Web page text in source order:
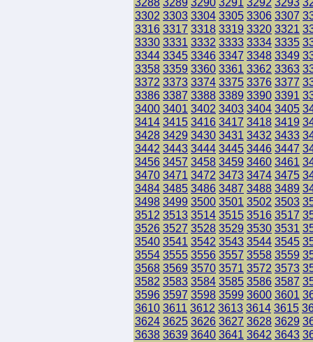
3302 3303 3304 3305 3306 3307
3316 3317 3318 3319 3320 3321
3330 3331 3332 3333 3334 3335
3344 3345 3346 3347 3348 3349
3358 3359 3360 3361 3362 3363
3372 3373 3374 3375 3376 3377
3386 3387 3388 3389 3390 3391
3400 3401 3402 3403 3404 3405
3414 3415 3416 3417 3418 3419
3428 3429 3430 3431 3432 3433
3442 3443 3444 3445 3446 3447
3456 3457 3458 3459 3460 3461
3470 3471 3472 3473 3474 3475
3484 3485 3486 3487 3488 3489
3498 3499 3500 3501 3502 3503
3512 3513 3514 3515 3516 3517
3526 3527 3528 3529 3530 3531
3540 3541 3542 3543 3544 3545
3554 3555 3556 3557 3558 3559
3568 3569 3570 3571 3572 3573
3582 3583 3584 3585 3586 3587
3596 3597 3598 3599 3600 3601
3610 3611 3612 3613 3614 3615
3624 3625 3626 3627 3628 3629
3638 3639 3640 3641 3642 3643